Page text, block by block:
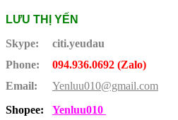
LƯU THỊ YẾN
Skype:
citi.yeudau
Phone:
094.936.0692 (Zalo)
Email:
Yenluu010@gmail.com
Shopee:
Yenluu010